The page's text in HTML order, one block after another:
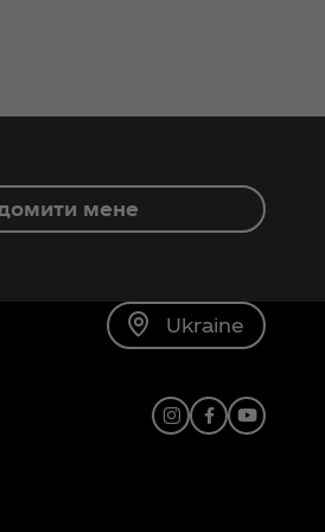
мене
Ukraine
Instagram
Facebook
Youtube